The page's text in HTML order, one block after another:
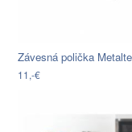
11,-€